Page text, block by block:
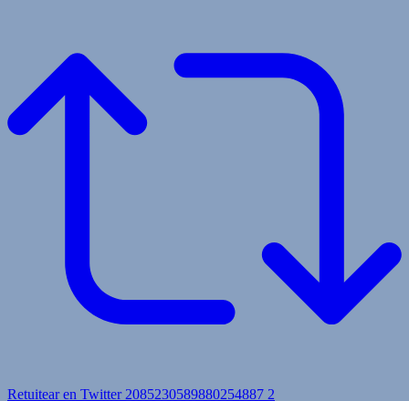
Retuitear en Twitter 2085230589880254887 2